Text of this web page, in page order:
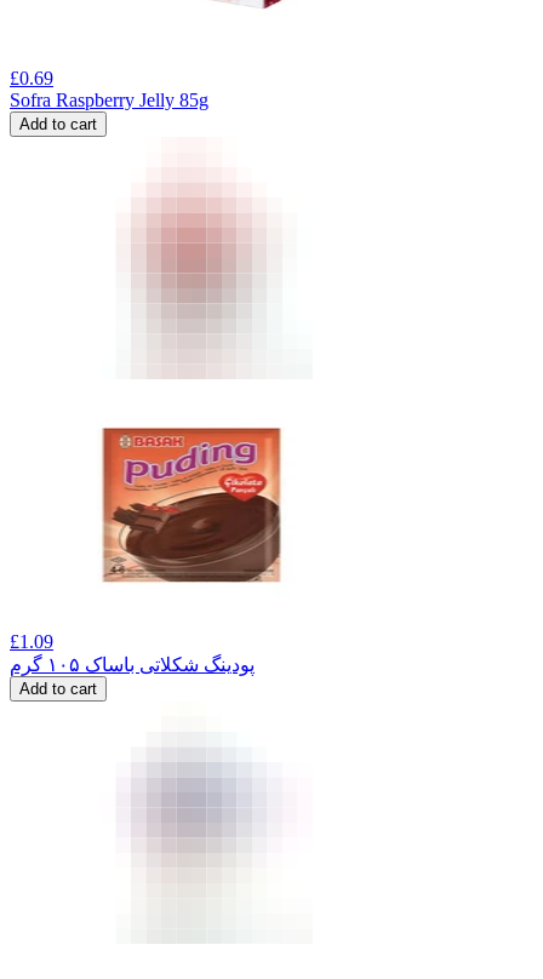
£0.69
Sofra Raspberry Jelly 85g
Add to cart
£1.09
پودینگ شکلاتی باساک ۱۰۵ گرم
Add to cart